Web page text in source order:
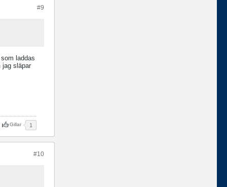
#9
laddas
jag släpar
Gillar 1
#10